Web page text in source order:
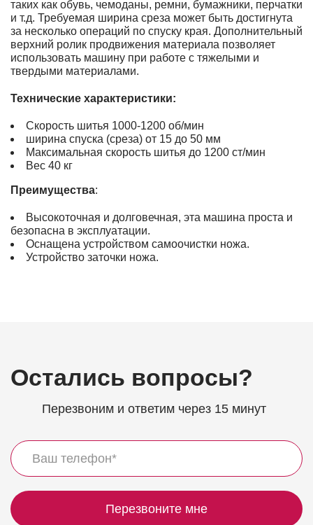
таких как обувь, чемоданы, ремни, бумажники, перчатки
и т.д. Требуемая ширина среза может быть достигнута
за несколько операций по спуску края. Дополнительный
верхний ролик продвижения материала позволяет
использовать машину при работе с тяжелыми и
твердыми материалами.
Технические характеристики:
Скорость шитья 1000-1200 об/мин
ширина спуска (среза) от 15 до 50 мм
Максимальная скорость шитья до 1200 ст/мин
Вес 40 кг
Преимущества:
Высокоточная и долговечная, эта машина проста и
безопасна в эксплуатации.
Оснащена устройством самоочистки ножа.
Устройство заточки ножа.
Остались вопросы?
Перезвоним и ответим через 15 минут
Перезвоните мне